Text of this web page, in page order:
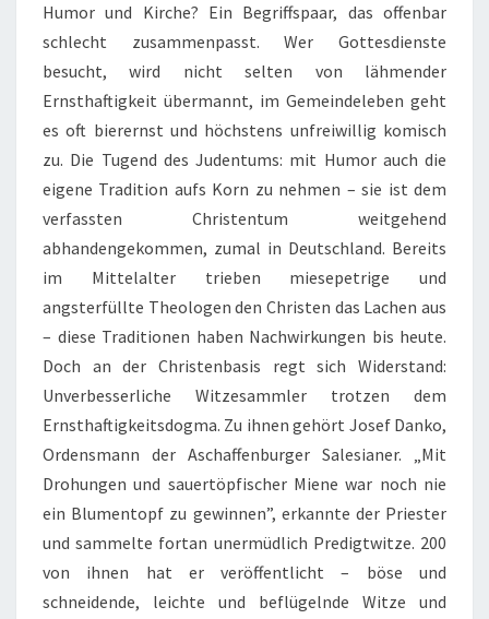
MENSCHEN
Humor und Kirche? Ein Begriffspaar, das offenbar
schlecht zusammenpasst. Wer Gottesdienste
besucht, wird nicht selten von lähmender
Ernsthaftigkeit übermannt, im Gemeindeleben geht
es oft bierernst und höchstens unfreiwillig komisch
zu. Die Tugend des Judentums: mit Humor auch die
eigene Tradition aufs Korn zu nehmen – sie ist dem
verfassten Christentum weitgehend
abhandengekommen, zumal in Deutschland. Bereits
im Mittelalter trieben miesepetrige und
angsterfüllte Theologen den Christen das Lachen aus
– diese Traditionen haben Nachwirkungen bis heute.
Doch an der Christenbasis regt sich Widerstand:
Unverbesserliche Witzesammler trotzen dem
Ernsthaftigkeitsdogma. Zu ihnen gehört Josef Danko,
Ordensmann der Aschaffenburger Salesianer. „Mit
Drohungen und sauertöpfischer Miene war noch nie
ein Blumentopf zu gewinnen”, erkannte der Priester
und sammelte fortan unermüdlich Predigtwitze. 200
von ihnen hat er veröffentlicht – böse und
schneidende, leichte und beflügelnde Witze und